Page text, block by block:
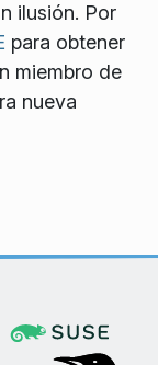
ilusión. Por
para obtener
miembro de
nueva